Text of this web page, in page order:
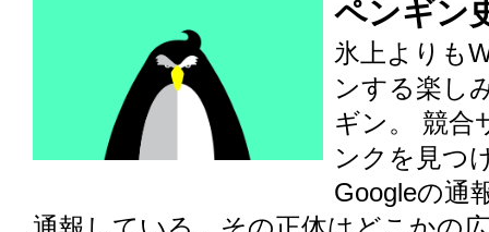
ペンギン
氷上よりも
ンする楽し
ギン。 競合
ンクを見つ
Googleの通